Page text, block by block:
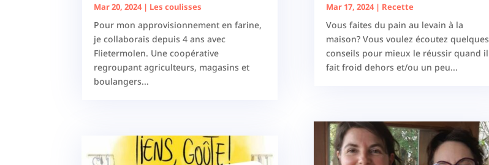
Mar 20, 2024| Les coulisses
Pour mon approvisionnement en farine,
je collaborais depuis 4 ans avec
Flietermolen. Une coopérative
regroupant agriculteurs, magasins et
boulangers...
Mar 17, 2024| Recette
Vous faites du pain au levain à la
maison? Vous voulez écoutez quelques
conseils pour mieux le réussir quand il
fait froid dehors et/ou un peu...